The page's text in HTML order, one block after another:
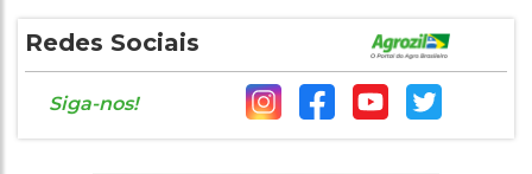
Redes Sociais
Siga-nos!